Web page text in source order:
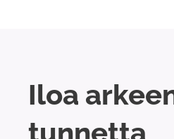
Iloa
tunnetta